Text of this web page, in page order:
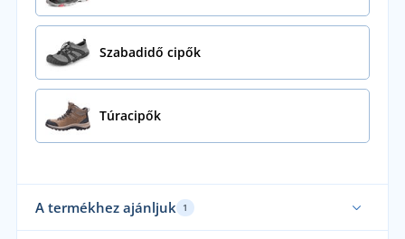
Szabadidő cipők
Túracipők
A termékhez ajánljuk 1